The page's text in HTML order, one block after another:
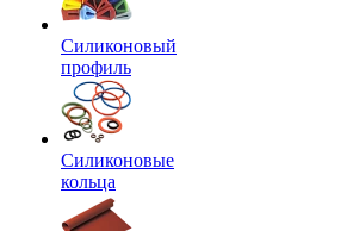
Силиконовый
профиль
Силиконовые
кольца